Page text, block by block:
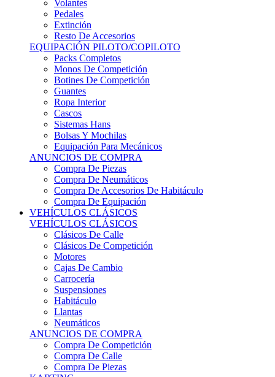
Extinción
Resto De Accesorios
EQUIPACIÓN PILOTO/COPILOTO
Packs Completos
Monos De Competición
Botines De Competición
Guantes
Ropa Interior
Cascos
Sistemas Hans
Bolsas Y Mochilas
Equipación Para Mecánicos
ANUNCIOS DE COMPRA
Compra De Piezas
Compra De Neumáticos
Compra De Accesorios De Habitáculo
Compra De Equipación
VEHÍCULOS CLÁSICOS
VEHÍCULOS CLÁSICOS
Clásicos De Calle
Clásicos De Competición
Motores
Cajas De Cambio
Carrocería
Suspensiones
Habitáculo
Llantas
Neumáticos
ANUNCIOS DE COMPRA
Compra De Competición
Compra De Calle
Compra De Piezas
KARTING
KARTING